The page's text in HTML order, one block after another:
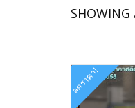
SHOWING
ลดราคา!